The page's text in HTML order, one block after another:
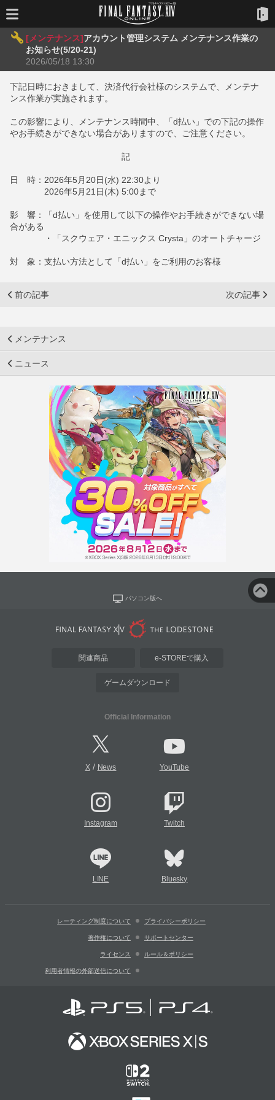
[メンテナンス]アカウント管理システム メンテナンス作業の
お知らせ(5/20-21)
2026/05/18 13:30
下記日時におきまして、決済代行会社様のシステムで、メンテナ
ンス作業が実施されます。
この影響により、メンテナンス時間中、「d払い」での下記の操作
やお手続きができない場合がありますので、ご注意ください。
記
日 時：2026年5月20日(水) 22:30より
2026年5月21日(木) 5:00まで
影 響：「d払い」を使用して以下の操作やお手続きができない場
合がある
・「スクウェア・エニックス Crysta」のオートチャージ
対 象：支払い方法として「d払い」をご利用のお客様
前の記事 次の記事
メンテナンス
ニュース
パソコン版へ
関連商品 e-STOREで購入
ゲームダウンロード
Official Information
X/ News YouTube
Instagram Twitch
LINE Bluesky
レーティング制度について プライバシーポリシー
著作権について サポートセンター
ライセンス ルール＆ポリシー
利用者情報の外部送信について